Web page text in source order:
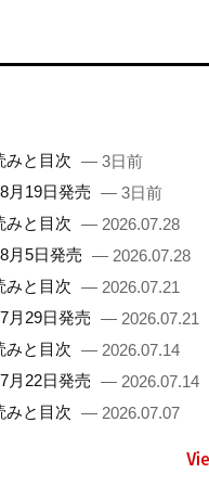
みと目次 — 3日前
月19日発売 — 3日前
みと目次 — 2026.07.28
月5日発売 — 2026.07.28
みと目次 — 2026.07.21
月29日発売 — 2026.07.21
みと目次 — 2026.07.14
月22日発売 — 2026.07.14
みと目次 — 2026.07.07